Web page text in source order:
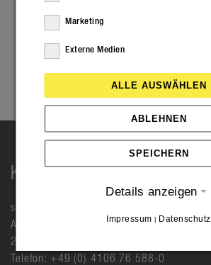
KONTAKT
step one GmbH
Albert-Einstein-Ring 6
25451 Quickborn
Telefon: +49 (0) 4106 76 588-0
Marketing
Externe Medien
ALLE AUSWÄHLEN
ABLEHNEN
SPEICHERN
Details anzeigen
Impressum Datenschutz